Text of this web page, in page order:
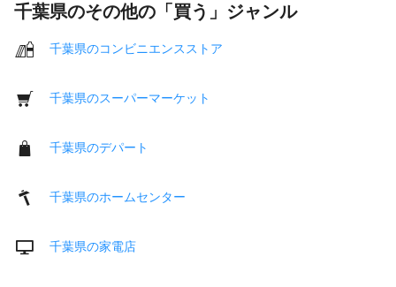
千葉県のその他の「買う」ジャンル
千葉県のコンビニエンスストア
千葉県のスーパーマーケット
千葉県のデパート
千葉県のホームセンター
千葉県の家電店